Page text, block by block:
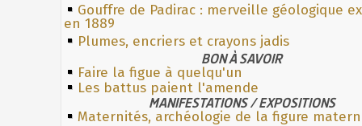
Gouffre de Padirac : merveille géologique
en 1889
Plumes, encriers et crayons jadis
BON À SAVOIR
Faire la figue à quelqu'un
Les battus paient l'amende
MANIFESTATIONS / EXPOSITIONS
Maternités, archéologie de la figure